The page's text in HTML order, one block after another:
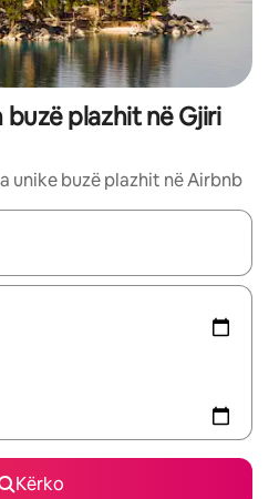
plazhit në Gjiri
unike buzë plazhit në Airbnb
lëviz me butonat e
Kërko